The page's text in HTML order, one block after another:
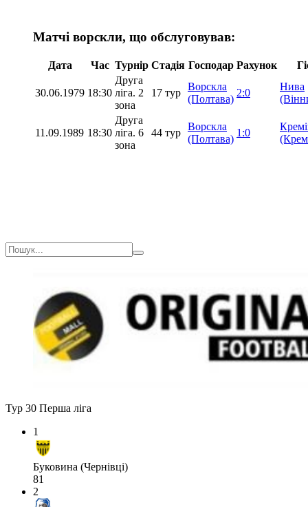
Матчі ворскли, що обслуговував:
Дата Час Турнір Стадія Господар Рахунок
30.06.1979 18:30
Друга
ліга. 2
зона
17 тур
Ворскла
(Полтава)
2:0
Нива
11.09.1989 18:30
Друга
ліга. 6
зона
44 тур
Ворскла
(Полтава)
1:0
Тур 30 Перша ліга
1
Буковина (Чернівці)
81
2